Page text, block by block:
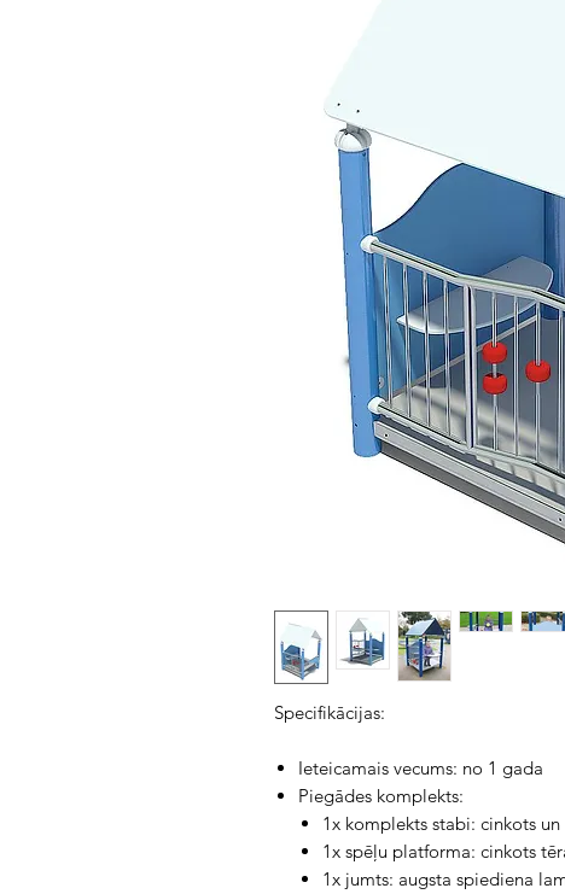
Specifikācijas:
Ieteicamais vecums: no 1 gada
Piegādes komplekts:
1x komplekts stabi: cinkots
1x spēļu platforma: cinkots
1x jumts: augsta spiediena